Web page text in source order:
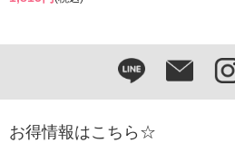
お得情報はこちら☆